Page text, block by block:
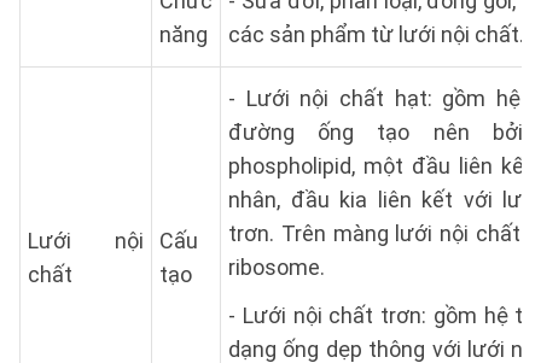
năng
các sản phẩm từ lưới nội chất.
Lưới nội
chất
Cấu
tạo
- Lưới nội chất hạt: gồm hệ
đường ống tạo nên bởi
phospholipid, một đầu liên kết
nhân, đầu kia liên kết với
trơn. Trên màng lưới nội chất
ribosome.
- Lưới nội chất trơn: gồm hệ
dạng ống dẹp thông với lưới